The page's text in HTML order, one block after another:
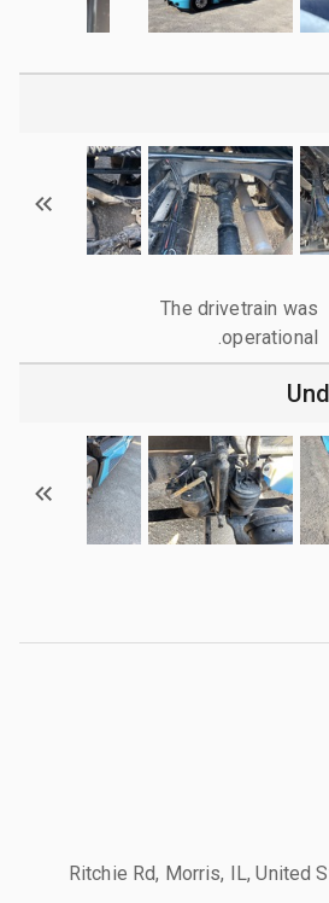
The drivetrain was
operational.